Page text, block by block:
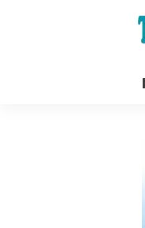
Kelola Organisasi dan